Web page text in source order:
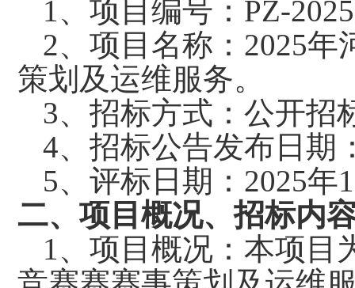
1、项目编号：PZ-
2、项目名称：2025
策划及运维服务。
3、招标方式：公开招
4、招标公告发布日期
5、评标日期：2025年
二、 项目概况、招标内
1、项目概况：本项目